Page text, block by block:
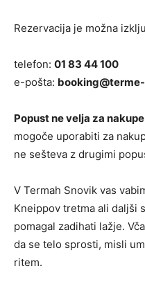
Rezervacija je možna
telefon: 01 83 44 100
e-pošta:
Popust ne velja za
mogoče uporabiti za
ne sešteva z drugimi
V Termah Snovik vas
Kneippov tretma ali daljši
pomagal zadihati lažje.
da se telo sprosti, misli
ritem.